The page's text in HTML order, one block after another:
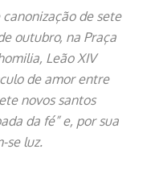
de sete
outubro, na Praça
Leão XIV
de amor entre
novos santos
da fé” e, por sua
se luz.